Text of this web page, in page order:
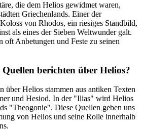
die ⁢dem Helios gewidmet waren,
Griechenlands. Einer der
von Rhodos, ein ​riesiges Standbild,
als eines der Sieben Weltwunder ⁤galt.
oft Anbetungen und Feste zu seinen
berichten über Helios?
über Helios stammen ‌aus antiken Texten
und Hesiod. In ⁤der "Ilias"‍ wird Helios
"Theogonie". Diese Quellen⁣ geben uns
von Helios und seine Rolle innerhalb